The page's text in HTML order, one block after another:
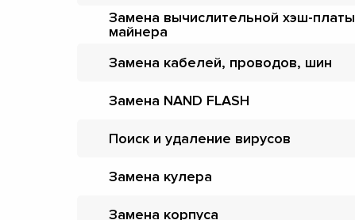
Замена вычислительной хэш-платы
майнера
Замена кабелей, проводов, шин
Замена NAND FLASH
Поиск и удаление вирусов
Замена кулера
Замена корпуса